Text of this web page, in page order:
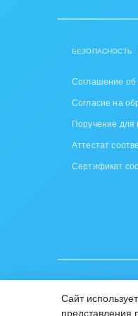
БЕЗОПАСНОСТЬ
Соглашение об
Согласие на
Поручение для
Аттестат
Сертификат
© 2001-2026
Сайт
представления